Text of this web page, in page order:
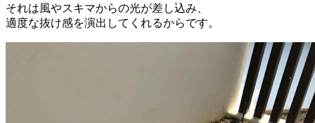
それは風やスキマからの光が差し込み、
適度な抜け感を演出してくれるからです。